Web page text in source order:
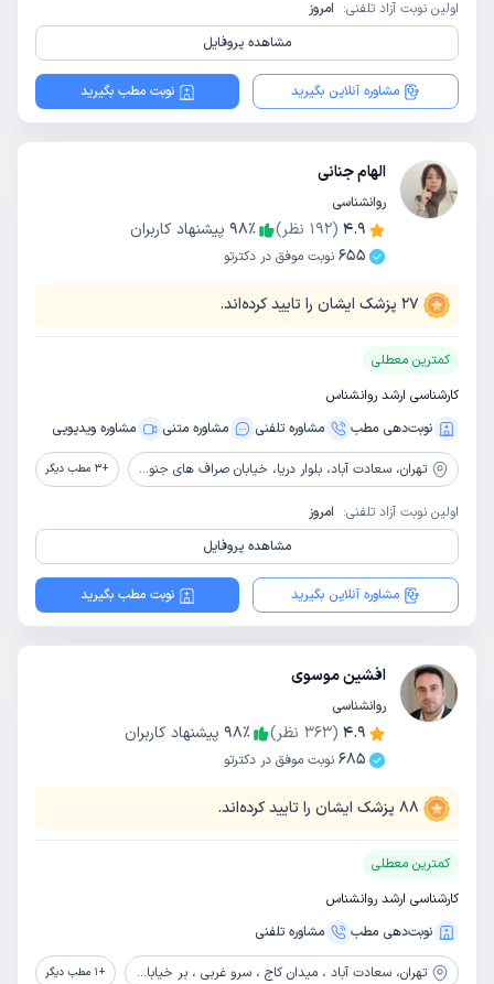
اولین نوبت آزاد تلفنی: امروز
مشاهده پروفایل
مشاوره آنلاین بگیرید نوبت مطب بگیرید
الهام جنانی
روانشناسی
4.9
(
192 نظر) 98٪
پیشنهاد کاربران
655 نوبت موفق در دکترتو
27 پزشک ایشان را تایید کرده‌اند.
کمترین معطلی
کارشناسی ارشد روانشناس
نوبت‌دهی مطب
مشاوره‌ تلفنی مشاوره‌ متنی مشاوره ویدیویی
تهران، سعادت آباد، بلوار دریا، خیابان صراف های جنوبی، بین کوچه 25 و 27 ، پلاک 17 طبقه 5 ، واحد 7 ، مرکز مشاوره همراه +
3 مطب دیگر
اولین نوبت آزاد تلفنی: امروز
مشاهده پروفایل
مشاوره آنلاین بگیرید نوبت مطب بگیرید
افشین موسوی
روانشناسی
4.9
(
363 نظر) 98٪
پیشنهاد کاربران
685 نوبت موفق در دکترتو
88 پزشک ایشان را تایید کرده‌اند.
کمترین معطلی
کارشناسی ارشد روانشناس
نوبت‌دهی مطب
مشاوره‌ تلفنی
تهران، سعادت آباد ، میدان کاج ، سرو غربی ، بر خیابان مروارید ، پلاک 2 مجتمع مروارید سعادت ، طبقه سوم واحد 23 +
1 مطب دیگر